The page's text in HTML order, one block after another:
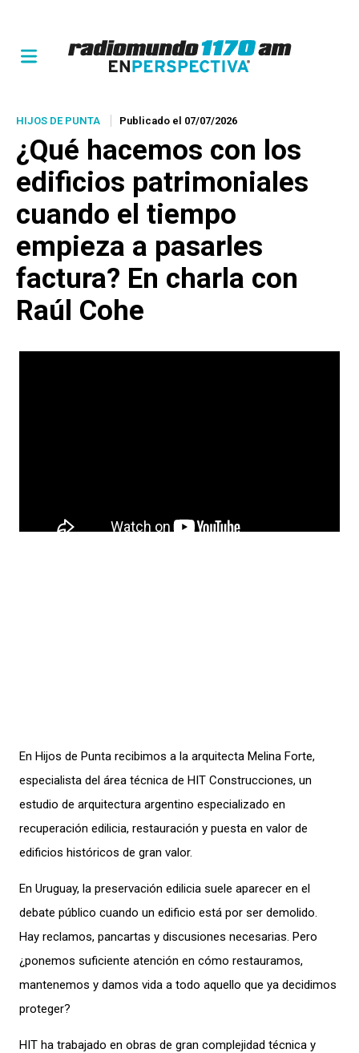
HIJOS DE PUNTA Publicado el 07/07/2026
¿Qué hacemos con los
edificios patrimoniales
cuando el tiempo
empieza a pasarles
factura? En charla con
Raúl Cohe
En Hijos de Punta recibimos a la arquitecta Melina Forte,
especialista del área técnica de HIT Construcciones, un
estudio de arquitectura argentino especializado en
recuperación edilicia, restauración y puesta en valor de
edificios históricos de gran valor.
En Uruguay, la preservación edilicia suele aparecer en el
debate público cuando un edificio está por ser demolido.
Hay reclamos, pancartas y discusiones necesarias. Pero
¿ponemos suficiente atención en cómo restauramos,
mantenemos y damos vida a todo aquello que ya decidimos
proteger?
HIT ha trabajado en obras de gran complejidad técnica y